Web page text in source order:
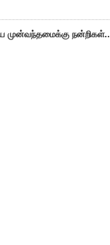
முன்வந்தமைக்கு